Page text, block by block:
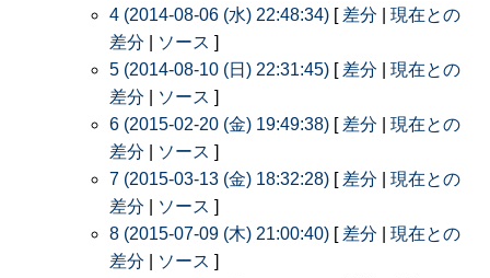
4 (2014-08-06 (水) 22:48:34) [ 差分
現在との
差分
ソース ]
5 (2014-08-10 (日) 22:31:45) [ 差分
現在との
差分
ソース ]
6 (2015-02-20 (金) 19:49:38) [ 差分
現在との
差分
ソース ]
7 (2015-03-13 (金) 18:32:28) [ 差分
現在との
差分
ソース ]
8 (2015-07-09 (木) 21:00:40) [ 差分
現在との
差分
ソース ]